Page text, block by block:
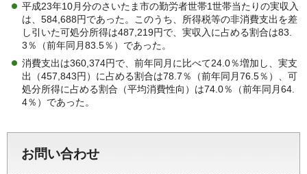
平成23年10月分のさいたま市の勤労者世帯1世帯当たりの実収入
は、584,688円であった。このうち、所得税等の非消費支出を差
し引いた可処分所得は487,219円で、実収入に占める割合は83.
3％（前年同月83.5％）であった。
消費支出は360,374円で、前年同月に比べて24.0％増加し、実支
出（457,843円）に占める割合は78.7％（前年同月76.5％）、可
処分所得に占める割合（平均消費性向）は74.0％（前年同月64.
4％）であった。
お問い合わせ